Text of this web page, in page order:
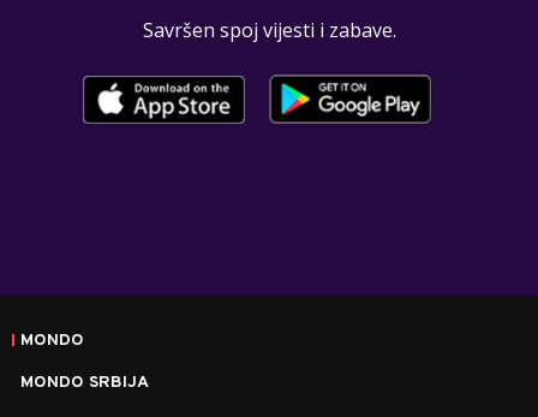
Savršen spoj vijesti i zabave.
MONDO
MONDO SRBIJA